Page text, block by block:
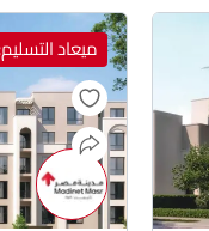
ميعاد التسليم: 2029